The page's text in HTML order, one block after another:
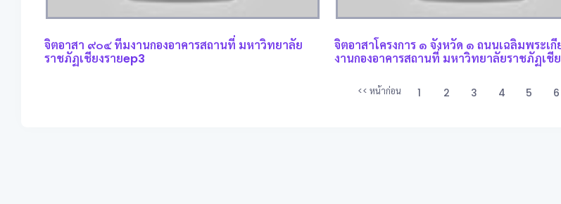
จิตอาสา ๙๐๔ ทีมงานกองอาคารสถานที่ มหาวิทยาลัย
ราชภัฏเชียงรายep3
จิตอาสาโครงการ ๑ จังหวัด ๑ ถนนเฉลิมพระเ
งานกองอาคารสถานที่ มหาวิทยาลัยราชภัฏเชี
<< หน้าก่อน 1 2 3 4 5 6